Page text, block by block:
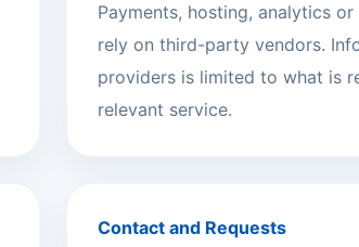
Payments, hosting, analytics
rely on third-party vendors.
providers is limited to what is
relevant service.
Contact and Requests